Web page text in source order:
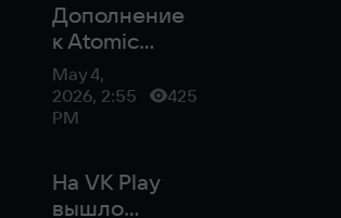
KIBORG
Дополнение
к Atomic
Heart и
новые
«Герои»:
апреля на VK
Play
May 4,
2026, 2:55
PM
425
На VK Play
вышло